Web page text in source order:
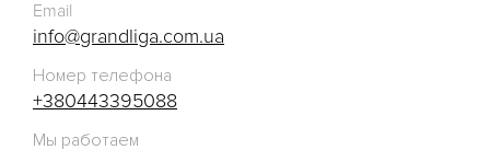
Email
info@grandliga.com.ua
Номер телефона
+380443395088
Мы работаем